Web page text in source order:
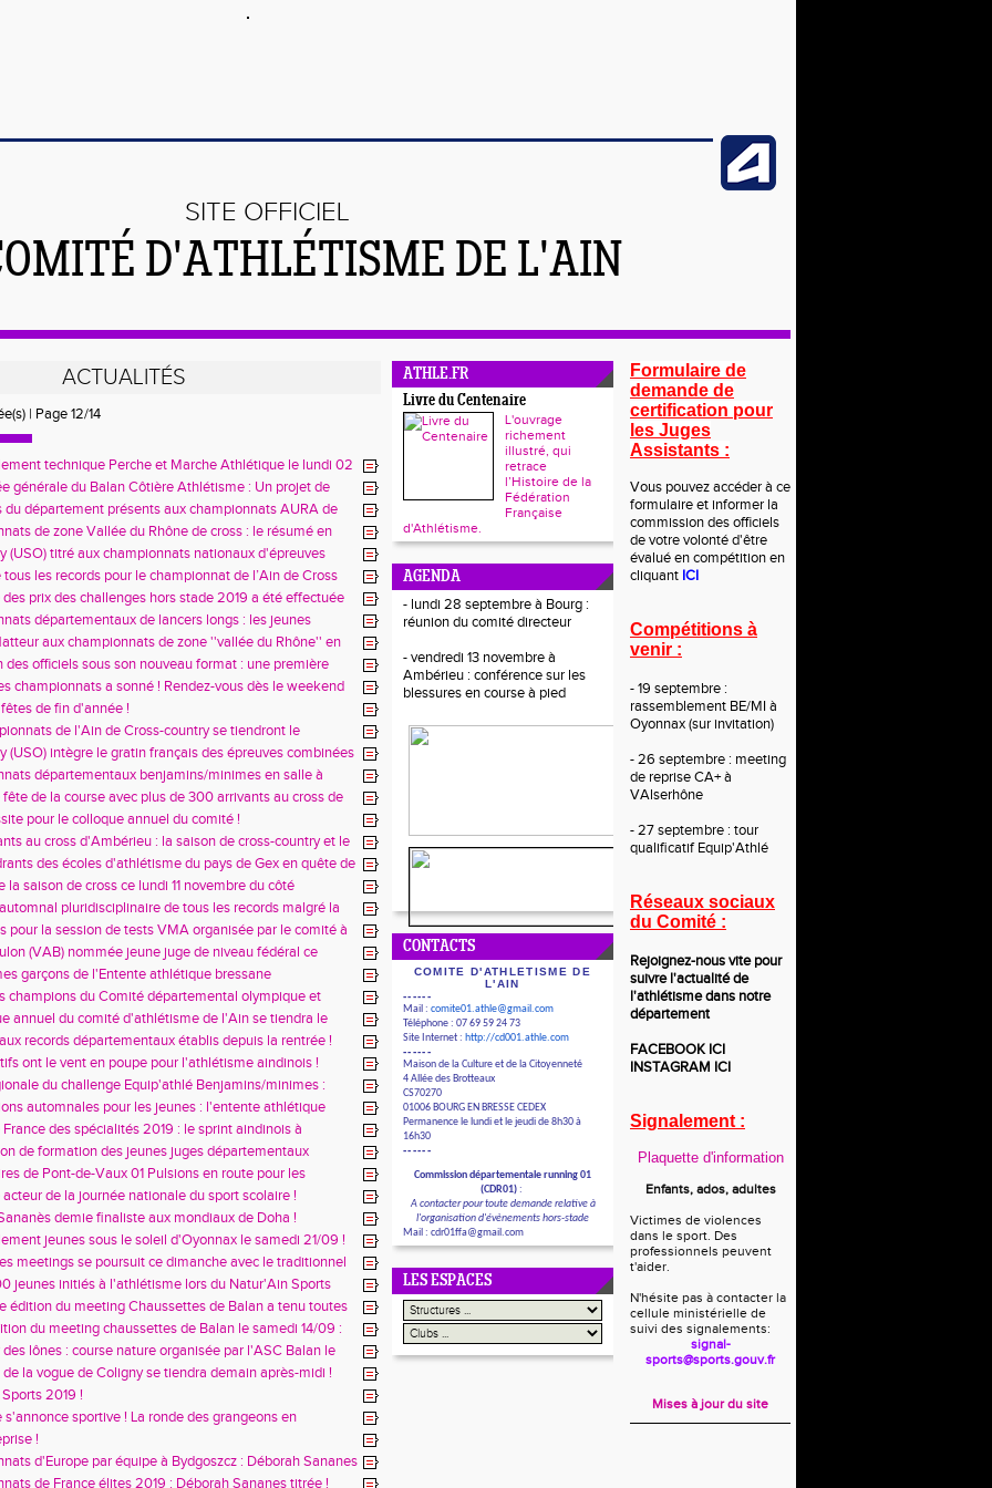
SITE OFFICIEL
D'ATHLÉTISME DE L'AIN
ACTUALITÉS
| Page 12/14
technique Perche et Marche Athlétique le lundi 02
!
générale du Balan Côtière Athlétisme : Un projet de
à la hauteur des ambitions du club !
du département présents aux championnats AURA de
: beau bilan avec 5 podiums dont 1 titre
de zone Vallée du Rhône de cross : le résumé en
les aindinois !
(USO) titré aux championnats nationaux d'épreuves
!
tous les records pour le championnat de l’Ain de Cross
du côté de Bourg-en-Bresse !
des prix des challenges hors stade 2019 a été effectuée
vendredi 17 janvier !
départementaux de lancers longs : les jeunes
force, les plus expérimentés résistent !
aux championnats de zone ''vallée du Rhône'' en
dont 7 titres pour le comité de l'Ain !
des officiels sous son nouveau format : une première
en-Bresse !
championnats a sonné ! Rendez-vous dès le weekend
les athlètes aindinois.
de fin d'année !
de l'Ain de Cross-country se tiendront le
janvier à Bourg-en-Bresse !
(USO) intègre le gratin français des épreuves combinées
départementaux benjamins/minimes en salle à
: J-3 !!!
fête de la course avec plus de 300 arrivants au cross de
Chalaronne !
pour le colloque annuel du comité !
au cross d'Ambérieu : la saison de cross-country et le
bien lancés !
des écoles d'athlétisme du pays de Gex en quête de
!
la saison de cross ce lundi 11 novembre du côté
!
pluridisciplinaire de tous les records malgré la
pour la session de tests VMA organisée par le comité à
(VAB) nommée jeune juge de niveau fédéral ce
Saint-Etienne !
garçons de l'Entente athlétique bressane
au challenge national equip'athlé !
champions du Comité départemental olympique et
: Pierre Bordat et Jean-Pierre Collovray décorés
annuel du comité d'athlétisme de l'Ain se tiendra le
11/2019 à Bourg-en-Bresse !
records départementaux établis depuis la rentrée !
ont le vent en poupe pour l'athlétisme aindinois !
du challenge Equip'athlé Benjamins/minimes :
bressane tient la dragée haute aux colosses
!
automnales pour les jeunes : l'entente athlétique
tous les fronts !
des spécialités 2019 : le sprint aindinois à
de formation des jeunes juges départementaux
menée !
de Pont-de-Vaux 01 Pulsions en route pour les
de France de marathon !
de la journée nationale du sport scolaire !
demie finaliste aux mondiaux de Doha !
jeunes sous le soleil d'Oyonnax le samedi 21/09 !
meetings se poursuit ce dimanche avec le traditionnel
de Châtillon !
jeunes initiés à l'athlétisme lors du Natur'Ain Sports
édition du meeting Chaussettes de Balan a tenu toutes
!
du meeting chaussettes de Balan le samedi 14/09 :
tant attendu !
lônes : course nature organisée par l'ASC Balan le
15/09 !
de la vogue de Coligny se tiendra demain après-midi !
2019 !
s'annonce sportive ! La ronde des grangeons en
!
d'Europe par équipe à Bydgoszcz : Déborah Sananes
minimas !
de France élites 2019 : Déborah Sananes titrée !
ATHLE.FR
Livre du Centenaire
L'ouvrage
richement
illustré, qui
retrace
l’Histoire de la
Fédération
Française
d'Athlétisme.
AGENDA
- lundi 28 septembre à Bourg :
réunion du comité directeur
- vendredi 13 novembre à
Ambérieu : conférence sur les
blessures en course à pied
CONTACTS
COMITE D'ATHLETISME DE
L'AIN
------
Mail : comite01.athle@gmail.com
Téléphone : 07 69 59 24 73
Site Internet : http://cd001.athle.com
------
Maison de la Culture et de la Citoyenneté
4 Allée des Brotteaux
CS70270
01006 BOURG EN BRESSE CEDEX
Permanence le lundi et le jeudi de 8h30 à
16h30
------
Commission départementale running 01
(CDR01):
A contacter pour toute demande relative à
l'organisation d'évènements hors-stade
Mail : cdr01ffa@gmail.com
LES ESPACES
Formulaire de
demande de
certification pour
les Juges
Assistants :
Vous pouvez accéder à ce
formulaire et informer la
commission des officiels
de votre volonté d'être
évalué en compétition en
cliquant ICI
Compétitions à
venir :
- 19 septembre :
rassemblement BE/MI à
Oyonnax (sur invitation)
- 26 septembre : meeting
de reprise CA+ à
VAlserhône
- 27 septembre : tour
qualificatif Equip'Athlé
Réseaux sociaux
du Comité :
Rejoignez-nous vite pour
suivre l'actualité de
l'athlétisme dans notre
département
FACEBOOKICI
INSTAGRAM ICI
Signalement :
Plaquette d'information
Enfants, ados, adultes
Victimes de violences
dans le sport. Des
professionnels peuvent
t'aider.
N'hésite pas à contacter la
cellule ministérielle de
suivi des signalements:
signal-
sports@sports.gouv.fr
Mises à jour du site